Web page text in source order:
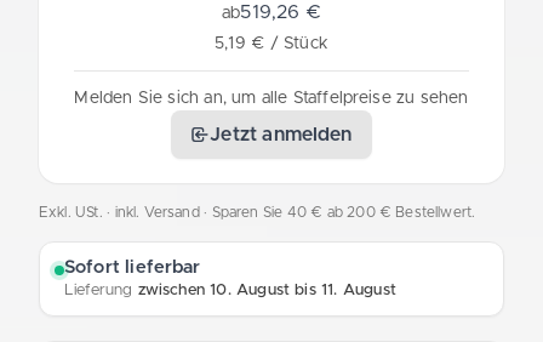
ab519,26 €
5,19 € / Stück
Melden Sie sich an, um alle Staffelpreise zu sehen
Jetzt anmelden
Exkl. USt. · inkl. Versand· Sparen Sie 40 € ab 200 € Bestellwert.
Sofort lieferbar
Lieferung zwischen 10. August bis 11. August